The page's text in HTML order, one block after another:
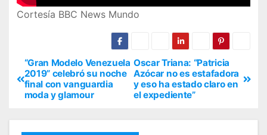
Cortesía BBC News Mundo
Oscar Triana: “Patricia
Azócar no es estafadora
y eso ha estado claro en
el expediente”
“Gran Modelo Venezuela
2019” celebró su noche
final con vanguardia
moda y glamour